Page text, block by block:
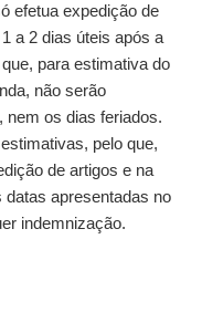
efetua expedição de
a 2 dias úteis após a
para estimativa do
não serão
nem os dias feriados.
pelo que,
de artigos e na
apresentadas no
indemnização.